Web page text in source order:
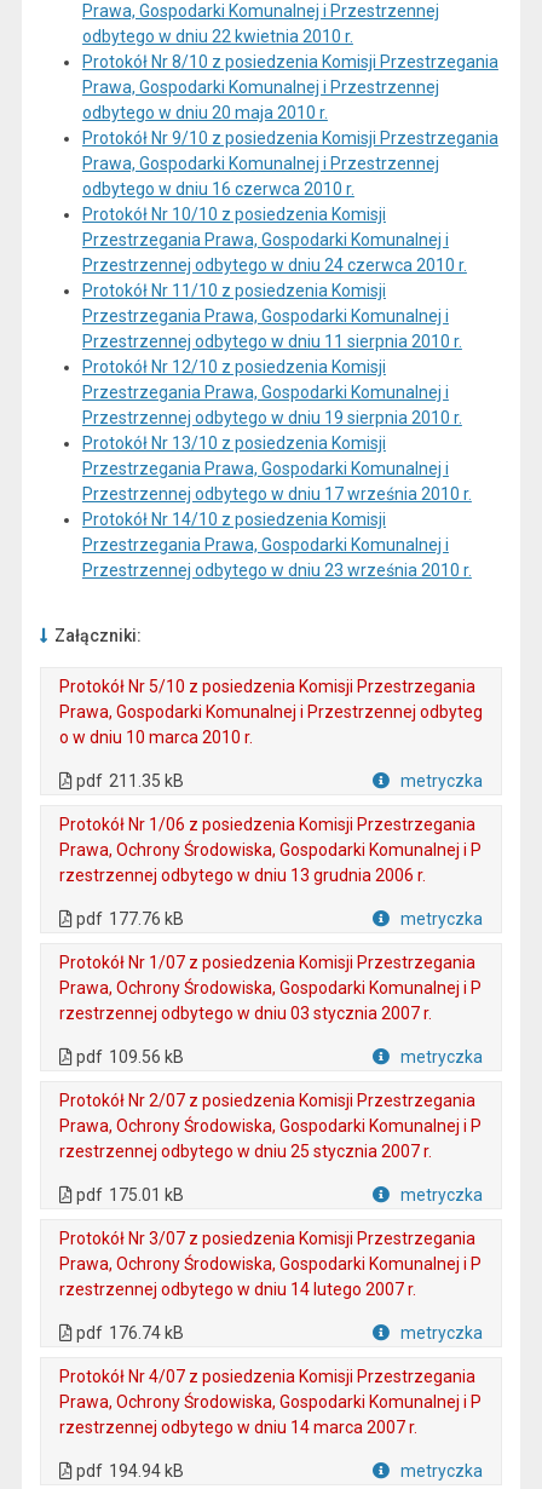
Prawa, Gospodarki Komunalnej i Przestrzennej
odbytego w dniu 22 kwietnia 2010 r.
Protokół Nr 8/10 z posiedzenia Komisji Przestrzegania
Prawa, Gospodarki Komunalnej i Przestrzennej
odbytego w dniu 20 maja 2010 r.
Protokół Nr 9/10 z posiedzenia Komisji Przestrzegania
Prawa, Gospodarki Komunalnej i Przestrzennej
odbytego w dniu 16 czerwca 2010 r.
Protokół Nr 10/10 z posiedzenia Komisji
Przestrzegania Prawa, Gospodarki Komunalnej i
Przestrzennej odbytego w dniu 24 czerwca 2010 r.
Protokół Nr 11/10 z posiedzenia Komisji
Przestrzegania Prawa, Gospodarki Komunalnej i
Przestrzennej odbytego w dniu 11 sierpnia 2010 r.
Protokół Nr 12/10 z posiedzenia Komisji
Przestrzegania Prawa, Gospodarki Komunalnej i
Przestrzennej odbytego w dniu 19 sierpnia 2010 r.
Protokół Nr 13/10 z posiedzenia Komisji
Przestrzegania Prawa, Gospodarki Komunalnej i
Przestrzennej odbytego w dniu 17 września 2010 r.
Protokół Nr 14/10 z posiedzenia Komisji
Przestrzegania Prawa, Gospodarki Komunalnej i
Przestrzennej odbytego w dniu 23 września 2010 r.
Załączniki:
Protokół Nr 5/10 z posiedzenia Komisji Przestrzegania
Prawa, Gospodarki Komunalnej i Przestrzennej odbyteg
o w dniu 10 marca 2010 r.
pdf 211.35 kB metryczka
Protokół Nr 1/06 z posiedzenia Komisji Przestrzegania
Prawa, Ochrony Środowiska, Gospodarki Komunalnej i P
rzestrzennej odbytego w dniu 13 grudnia 2006 r.
pdf 177.76 kB metryczka
Protokół Nr 1/07 z posiedzenia Komisji Przestrzegania
Prawa, Ochrony Środowiska, Gospodarki Komunalnej i P
rzestrzennej odbytego w dniu 03 stycznia 2007 r.
pdf 109.56 kB metryczka
Protokół Nr 2/07 z posiedzenia Komisji Przestrzegania
Prawa, Ochrony Środowiska, Gospodarki Komunalnej i P
rzestrzennej odbytego w dniu 25 stycznia 2007 r.
pdf 175.01 kB metryczka
Protokół Nr 3/07 z posiedzenia Komisji Przestrzegania
Prawa, Ochrony Środowiska, Gospodarki Komunalnej i P
rzestrzennej odbytego w dniu 14 lutego 2007 r.
pdf 176.74 kB metryczka
Protokół Nr 4/07 z posiedzenia Komisji Przestrzegania
Prawa, Ochrony Środowiska, Gospodarki Komunalnej i P
rzestrzennej odbytego w dniu 14 marca 2007 r.
pdf 194.94 kB metryczka